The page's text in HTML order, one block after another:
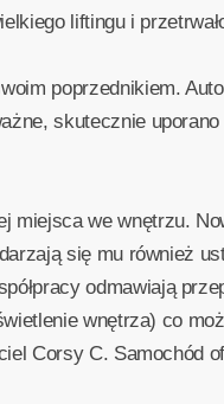
liftingu i
poprzednikiem.
skutecznie
miejsca we wnętrzu.
się mu również
odmawiają
wnętrza) co
Corsy C. Samochód